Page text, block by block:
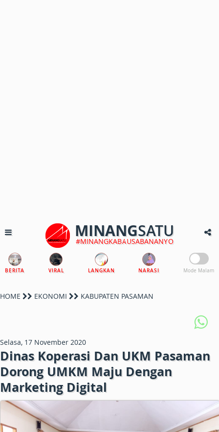
MINANGSATU
#MINANGKABAUSABANANYO
BERITA VIRAL LANGKAN NARASI Mode Malam
HOME EKONOMI KABUPATEN PASAMAN
Selasa, 17 November 2020
Dinas Koperasi Dan UKM Pasaman
Dorong UMKM Maju Dengan
Marketing Digital